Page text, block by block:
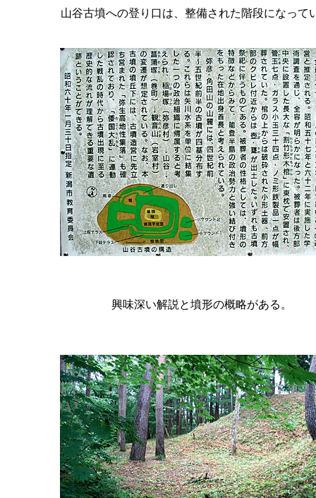
山谷古墳への登り口は、整備された階段になって
興味深い解説と墳形の概略がある。